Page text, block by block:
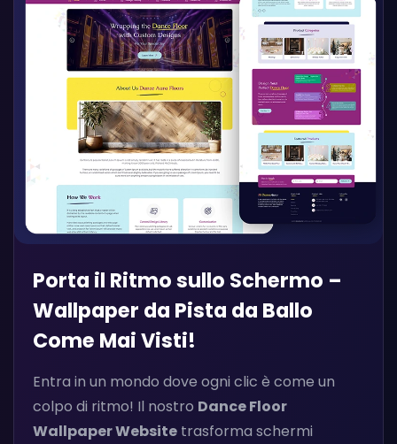
Porta il Ritmo sullo Schermo –
Wallpaper da Pista da Ballo
Come Mai Visti!
Entra in un mondo dove ogni clic è come un
colpo di ritmo! Il nostro Dance Floor
Wallpaper Websitetrasforma schermi